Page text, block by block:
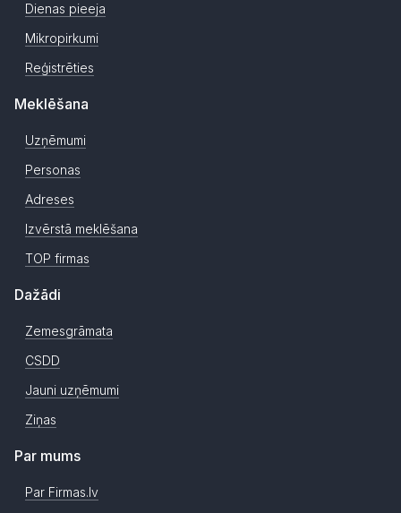
Dienas pieeja
Mikropirkumi
Reģistrēties
Meklēšana
Uzņēmumi
Personas
Adreses
Izvērstā meklēšana
TOP firmas
Dažādi
Zemesgrāmata
CSDD
Jauni uzņēmumi
Ziņas
Par mums
Par Firmas.lv